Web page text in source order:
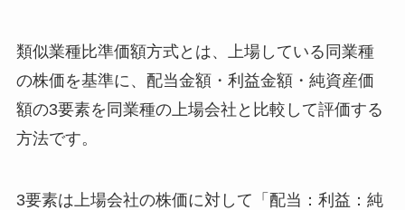
類似業種比準価額方式とは、上場している同業種
の株価を基準に、配当金額・利益金額・純資産価
額の3要素を同業種の上場会社と比較して評価する
方法です。
3要素は上場会社の株価に対して「配当：利益：純